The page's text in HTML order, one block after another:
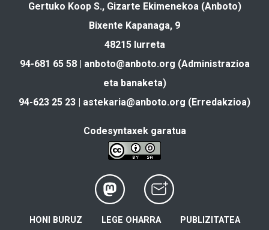
Gertuko Koop S., Gizarte Ekimenekoa (Anboto)
Bixente Kapanaga, 9
48215 Iurreta
94-681 65 58 | anboto@anboto.org (Administrazioa
eta banaketa)
94-623 25 23 | astekaria@anboto.org (Erredakzioa)
Codesyntaxek garatua
HONI BURUZ LEGE OHARRA PUBLIZITATEA